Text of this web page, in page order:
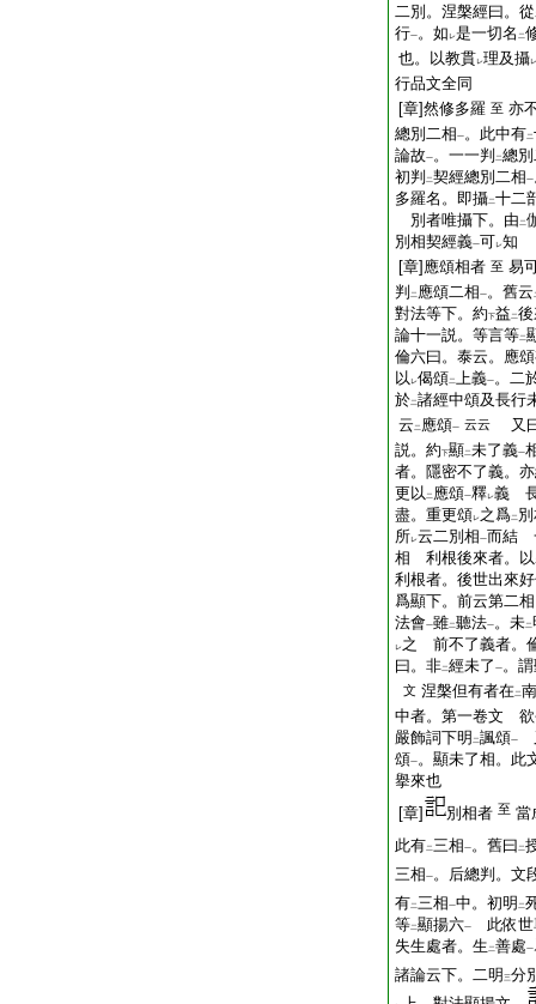
二別。涅槃經曰。從
行一。如 レ是一切名 二
也。以教貫レ理及攝レ
行品文全同
[章]然修多羅 至 亦
總別二相一。此中有二
論故一。一一判 二總
初判
二契經總別二相一
多羅名。即攝二十二
別者唯攝下。由 二
別相契經義一可レ知
[章]應頌相者 至 易
判
二 應頌二相一。舊云
對法等下。約下益 二
論十一説。等言等二
倫六曰。泰云。應
以 レ偈頌二上義一。二
於二諸經中頌及長行
云 二 應頌一 云云
又
説。約下顯二未了義一
者。隱密不了義。
更以 二 應頌一釋レ義
盡。重更頌レ之爲二
所レ云二別相一而結
相 利根後來者。以
利根者。後世出來好
爲顯下。前云第二
法會一雖二聽法一。未二
レ之 前不了義者。
曰。非二經未了 一。
文 涅槃但有者在二
中者。第一卷文 欲
嚴飾詞下明 二諷頌一
頌一。顯未了相。此
擧來也
[章]
別相者 至 當
此有二三相一。舊曰 二
三相一。后總判。文
有二三相一中。初明 二
等二顯揚六一
此依世
失生處者。生 二善處一
諸論云下。二明 三分